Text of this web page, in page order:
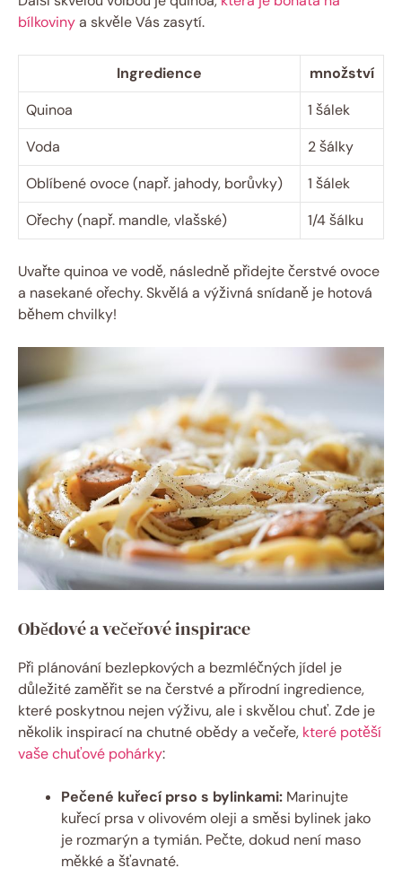
bílkovinya skvěle Vás zasytí.
Ingredience
množství
Quinoa
1 šálek
Voda
2 šálky
Oblíbené ovoce (např. jahody, borůvky)
1 šálek
Ořechy (např. mandle, vlašské)
1/4 šálku
Uvařte quinoa ve vodě, následně přidejte čerstvé ovoce
a nasekané ořechy. Skvělá a výživná snídaně je hotová
během chvilky!
Obědové a večeřové inspirace
Při plánování bezlepkových a bezmléčných jídel je
důležité zaměřit se na čerstvé a přírodní ingredience,
které poskytnou nejen výživu, ale i skvělou chuť. Zde je
několik inspirací na chutné obědy a večeře, které potěší
vaše chuťové pohárky:
Pečené kuřecí prso s bylinkami: Marinujte
kuřecí prsa v olivovém oleji a směsi bylinek jako
je rozmarýn a tymián. Pečte, dokud není maso
měkké a šťavnaté.